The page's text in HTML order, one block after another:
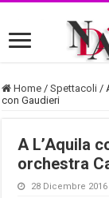
Home / Spettacoli /
con Gaudieri
A L’Aquila
orchestra
28 Dicembre 2016